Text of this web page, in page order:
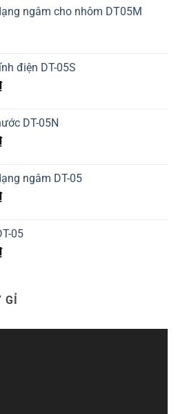
ngâm cho nhôm DT05M
điện DT-05S
DT-05N
ngâm DT-05
05
GỈ